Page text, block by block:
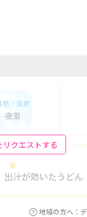
リクエストする
然・風景
夜景
食
出汁が効いたうどん
地域の方へ：